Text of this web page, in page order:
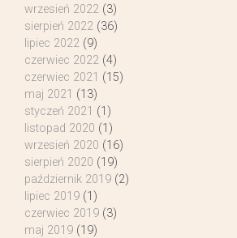
wrzesień 2022 (3)
sierpień 2022 (36)
lipiec 2022 (9)
czerwiec 2022 (4)
czerwiec 2021 (15)
maj 2021 (13)
styczeń 2021 (1)
listopad 2020 (1)
wrzesień 2020 (16)
sierpień 2020 (19)
październik 2019 (2)
lipiec 2019 (1)
czerwiec 2019 (3)
maj 2019 (19)